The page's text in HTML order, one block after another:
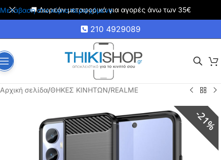
Μετάβαση στο κύριο περιεχόμενο
🚚 Δωρεάν μεταφορικά για αγορές άνω των 35€
210 4929089
Αρχική σελίδα/ΘΗΚΕΣ ΚΙΝΗΤΩΝ/REALME
21%